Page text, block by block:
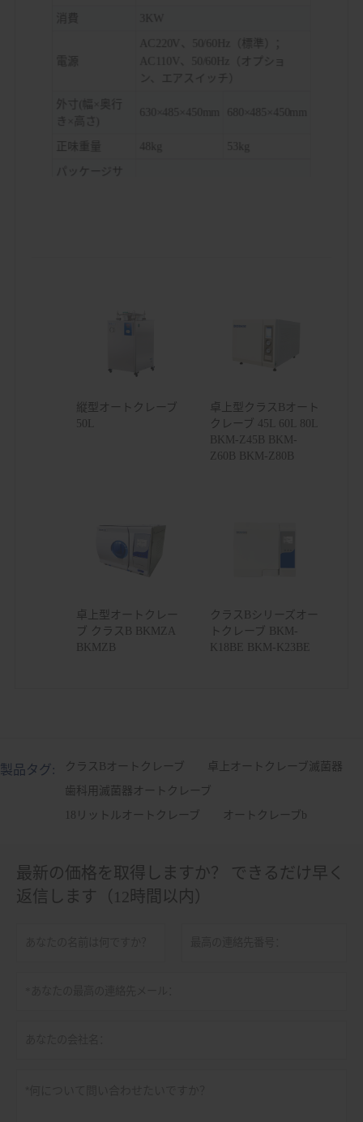
消費 3KW
AC220V、50/60Hz（標準）；
AC110V、50/60Hz（オプショ
ン、エアスイッチ）
外寸(幅×奥行
き×高さ)
630×485×450mm 680×485×450mm
正味重量 48kg
パッケージサ
縦型オートクレーブ
50L
卓上型クラスBオート
クレーブ 45L 60L 80L
BKM-Z45B BKM-
Z60B BKM-Z80B
卓上型オートクレー
ブ クラスB BKMZA
BKMZB
クラスBシリーズオー
トクレーブ BKM-
K18BE BKM-K23BE
製品タグ: クラスBオートクレーブ
卓上オートクレーブ滅菌器
歯科用滅菌器オートクレーブ
18リットルオートクレーブ
オートクレーブb
最新の価格を取得しますか？ できるだけ早く
返信します（12時間以内）